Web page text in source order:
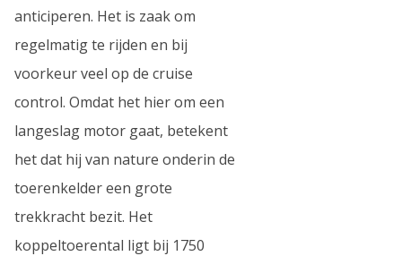
anticiperen. Het is zaak om
regelmatig te rijden en bij
voorkeur veel op de cruise
control. Omdat het hier om een
langeslag motor gaat, betekent
het dat hij van nature onderin de
toerenkelder een grote
trekkracht bezit. Het
koppeltoerental ligt bij 1750